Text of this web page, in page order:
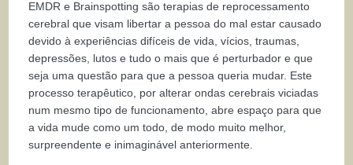
EMDR e Brainspotting são terapias de reprocessamento
cerebral que visam libertar a pessoa do mal estar causado
devido à experiências difíceis de vida, vícios, traumas,
depressões, lutos e tudo o mais que é perturbador e que
seja uma questão para que a pessoa queria mudar. Este
processo terapêutico, por alterar ondas cerebrais viciadas
num mesmo tipo de funcionamento, abre espaço para que
a vida mude como um todo, de modo muito melhor,
surpreendente e inimaginável anteriormente.